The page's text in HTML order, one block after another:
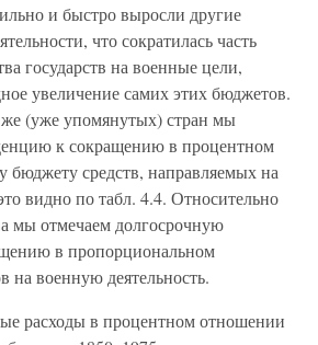
и быстро выросли другие
что сократилась часть
государств на военные цели,
увеличение самих этих бюджетов.
(уже упомянутых) стран мы
к сокращению в процентном
бюджету средств, направляемых на
видно по табл. 4.4. Относительно
мы отмечаем долгосрочную
в пропорциональном
на военную деятельность.
расходы в процентном отношении